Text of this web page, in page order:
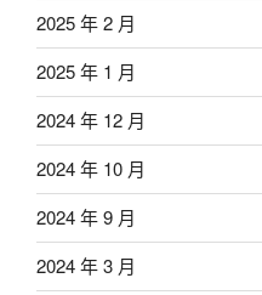
2025 年 2 月
2025 年 1 月
2024 年 12 月
2024 年 10 月
2024 年 9 月
2024 年 3 月